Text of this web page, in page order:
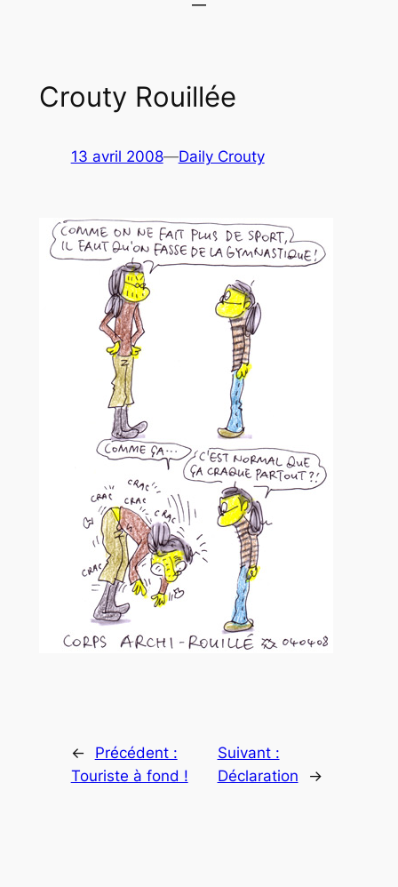
Crouty Rouillée
13 avril 2008—Daily Crouty
←
Précédent :
Touriste à fond !
Suivant :
Déclaration
→